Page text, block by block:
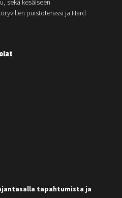
sekä kesäiseen
puistoterassi ja Hard
tapahtumista ja